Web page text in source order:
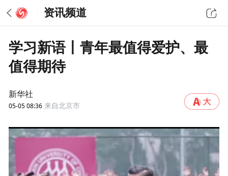
资讯频道
学习新语丨青年最值得爱护、最
值得期待
新华社
05-05 08:36 来自北京市